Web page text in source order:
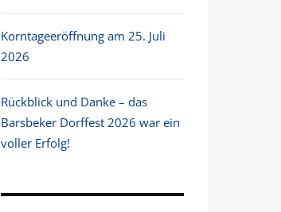
Korntageeröffnung am 25. Juli
2026
Rückblick und Danke – das
Barsbeker Dorffest 2026 war ein
voller Erfolg!